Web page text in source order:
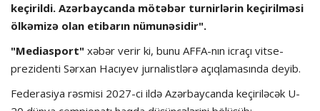
keçirildi. Azərbaycanda mötəbər turnirlərin keçirilməsi
ölkəmizə olan etibarın nümunəsidir".
"Mediasport" xəbər verir ki, bunu AFFA-nın icraçı vitse-
prezidenti Sərxan Hacıyev jurnalistlərə açıqlamasında deyib.
Federasiya rəsmisi 2027-ci ildə Azərbaycanda keçiriləcək U-